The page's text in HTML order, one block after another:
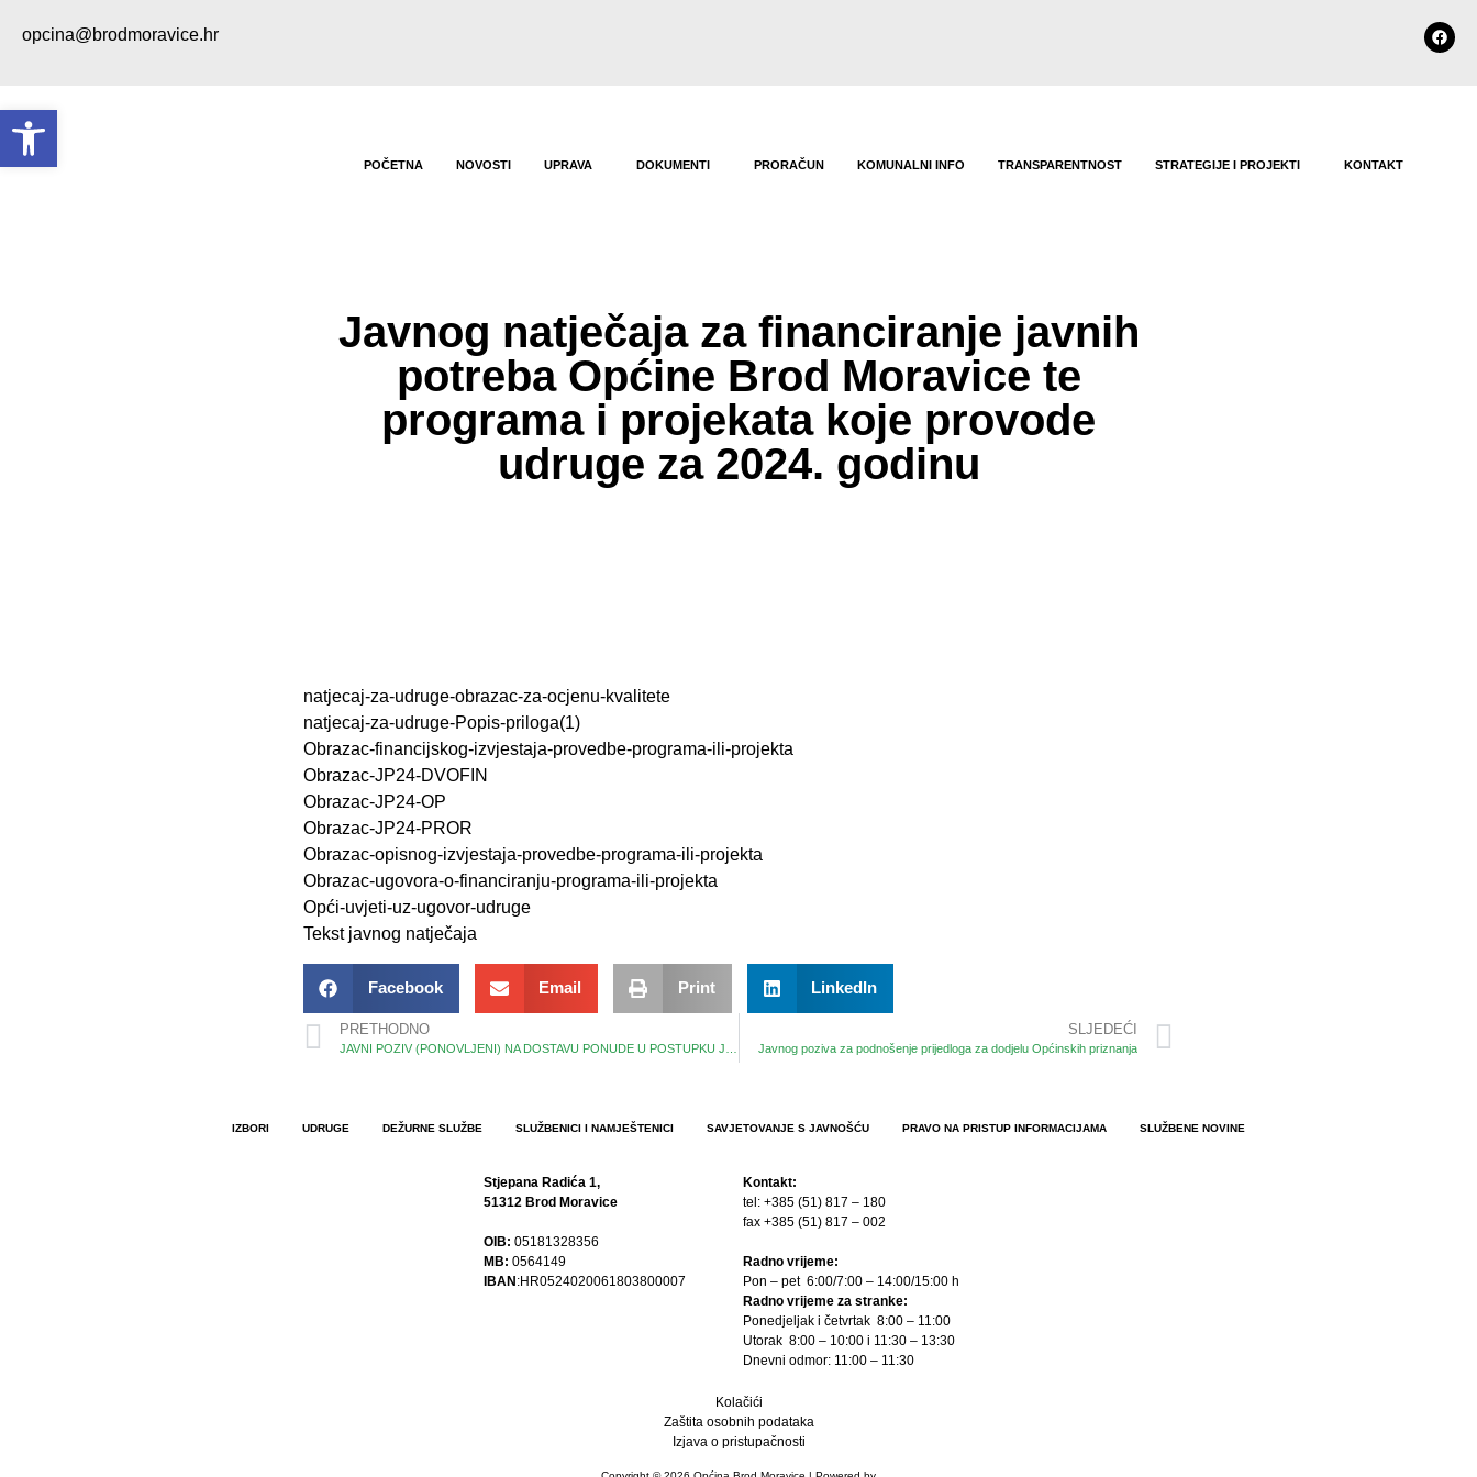
opcina@brodmoravice.hr
POČETNA NOVOSTI UPRAVA DOKUMENTI PRORAČUN KOMUNALNI INFO TRANSPARENTNOST STRATEGIJE I PROJEKTI KONTAKT
Javnog natječaja za financiranje javnih
potreba Općine Brod Moravice te
programa i projekata koje provode
udruge za 2024. godinu
natjecaj-za-udruge-obrazac-za-ocjenu-kvalitete
natjecaj-za-udruge-Popis-priloga(1)
Obrazac-financijskog-izvjestaja-provedbe-programa-ili-projekta
Obrazac-JP24-DVOFIN
Obrazac-JP24-OP
Obrazac-JP24-PROR
Obrazac-opisnog-izvjestaja-provedbe-programa-ili-projekta
Obrazac-ugovora-o-financiranju-programa-ili-projekta
Opći-uvjeti-uz-ugovor-udruge
Tekst javnog natječaja
Facebook Email Print LinkedIn
PRETHODNO SLJEDEĆI
Javnog poziva za podnošenje prijedloga za dodjelu Općinskih priznanja
IZBORI UDRUGE DEŽURNE SLUŽBE SLUŽBENICI I NAMJEŠTENICI SAVJETOVANJE S JAVNOŠĆU PRAVO NA PRISTUP INFORMACIJAMA SLUŽBENE NOVINE
Stjepana Radića 1,
51312 Brod Moravice
OIB: 05181328356
MB: 0564149
IBAN:HR0524020061803800007
Kontakt:
tel: +385 (51) 817 – 180
fax +385 (51) 817 – 002
Radno vrijeme:
Pon – pet 6:00/7:00 – 14:00/15:00 h
Radno vrijeme za stranke:
Ponedjeljak i četvrtak 8:00 – 11:00
Utorak 8:00 – 10:00 i 11:30 – 13:30
Dnevni odmor: 11:00 – 11:30
Kolačići
Zaštita osobnih podataka
Izjava o pristupačnosti
Open toolbar